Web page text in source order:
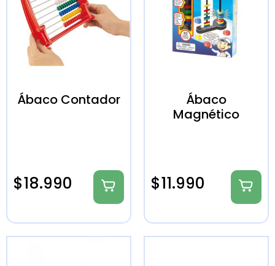
Ábaco Contador
$18.990
Ábaco
Magnético
$11.990